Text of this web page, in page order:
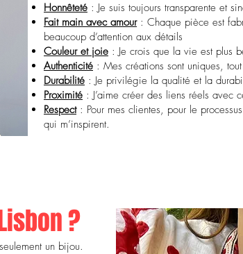
Honnêteté : Je suis toujours transparente et
Fait main avec amour : Chaque pièce est
beaucoup d’attention aux détails
Couleur et joie : Je crois que la vie est plus
Authenticité : Mes créations sont uniques,
Durabilité : Je privilégie la qualité et la
Proximité : J’aime créer des liens réels avec
Respect : Pour mes clientes, pour le
qui m’inspirent.
?
un bijou.